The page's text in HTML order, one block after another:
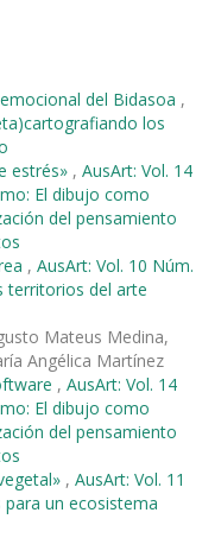
del Bidasoa ,
los
estrés» , AusArt: Vol. 14
El dibujo como
del pensamiento
, AusArt: Vol. 10 Núm.
territorios del arte
Mateus Medina,
Angélica Martínez
, AusArt: Vol. 14
El dibujo como
del pensamiento
, AusArt: Vol. 11
para un ecosistema